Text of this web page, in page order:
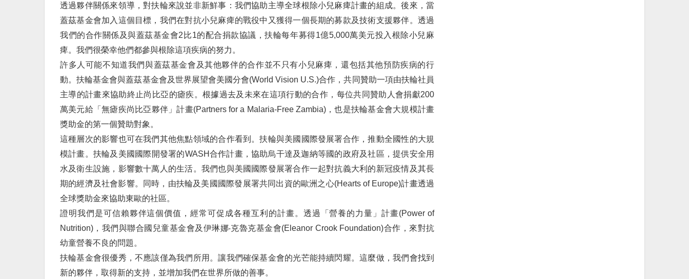
透過夥伴關係來領導，對扶輪來說並非新鮮事：我們協助主導全球根除小兒麻痺計畫的組成。後來，當
蓋茲基金會加入這個目標，我們在對抗小兒麻痺的戰役中又獲得一個長期的募款及技術支援夥伴。透過
我們的合作關係及與蓋茲基金會2比1的配合捐款協議，扶輪每年募得1億5,000萬美元投入根除小兒麻
痺。我們很榮幸他們都參與根除這項疾病的努力。
許多人可能不知道我們與蓋茲基金會及其他夥伴的合作並不只有小兒麻痺，還包括其他預防疾病的行
動。扶輪基金會與蓋茲基金會及世界展望會美國分會(World Vision U.S.)合作，共同贊助一項由扶輪社員
主導的計畫來協助終止尚比亞的瘧疾。根據過去及未來在這項行動的合作，每位共同贊助人會捐獻200
萬美元給「無瘧疾尚比亞夥伴」計畫(Partners for a Malaria-Free Zambia)，也是扶輪基金會大規模計畫
獎助金的第一個贊助對象。
這種層次的影響也可在我們其他焦點領域的合作看到。扶輪與美國國際發展署合作，推動全國性的大規
模計畫。扶輪及美國國際開發署的WASH合作計畫，協助烏干達及迦納等國的政府及社區，提供安全用
水及衛生設施，影響數十萬人的生活。我們也與美國國際發展署合作一起對抗義大利的新冠疫情及其長
期的經濟及社會影響。同時，由扶輪及美國國際發展署共同出資的歐洲之心(Hearts of Europe)計畫透過
全球獎助金來協助東歐的社區。
證明我們是可信賴夥伴這個價值，經常可促成各種互利的計畫。透過「營養的力量」計畫(Power of
Nutrition)，我們與聯合國兒童基金會及伊琳娜‧克魯克基金會(Eleanor Crook Foundation)合作，來對抗
幼童營養不良的問題。
扶輪基金會很優秀，不應該僅為我們所用。讓我們確保基金會的光芒能持續閃耀。這麼做，我們會找到
新的夥伴，取得新的支持，並增加我們在世界所做的善事。